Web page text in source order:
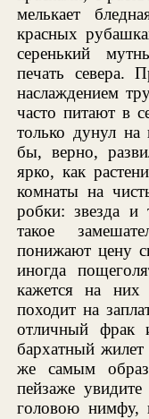
мелькает
красных
серенький
печать севера.
наслаждением
часто питают в
только дунул
бы, верно,
ярко, как
комнаты на
робки: звезда и
такое
понижают цену
иногда
кажется на них
походит на
отличный фрак
бархатный
же самым
пейзаже
головою нимфу,